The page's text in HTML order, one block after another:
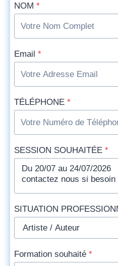
NOM *
Email *
TÉLÉPHONE *
SESSION SOUHAITÉE *
SITUATION
Formation souhaité *